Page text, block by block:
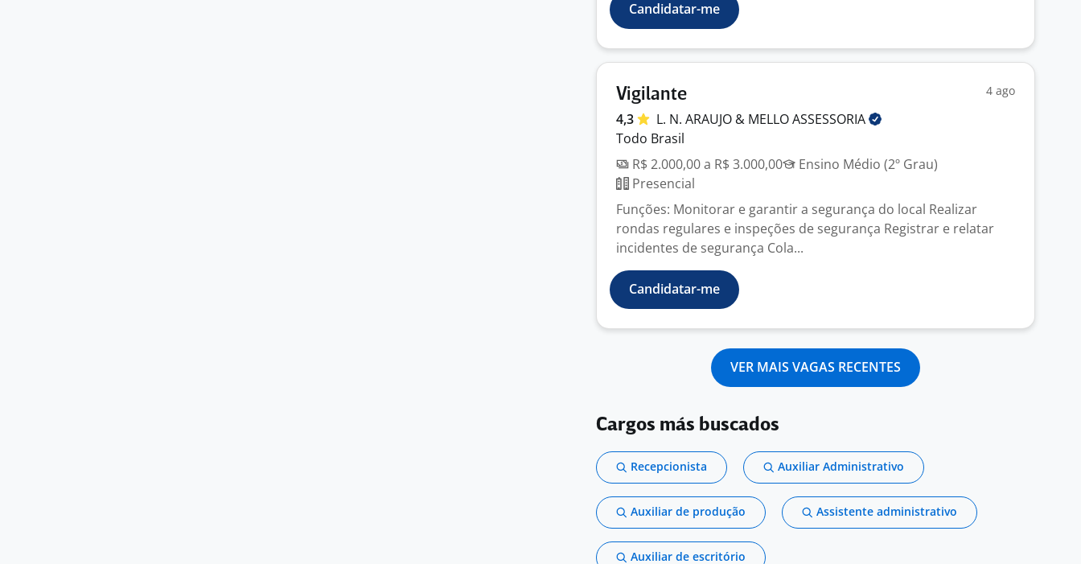
Candidatar-me
Vigilante 4 ago
4,3 L. N. ARAUJO & MELLOASSESSORIA
Todo Brasil
R$ 2.000,00 a R$ 3.000,00
Ensino Médio (2º Grau)
Presencial
Funções: Monitorar e garantir a segurança do local Realizar
rondas regulares e inspeções de segurança Registrar e relatar
incidentes de segurança Cola...
Candidatar-me
VER MAIS VAGAS RECENTES
Cargos más buscados
Recepcionista Auxiliar Administrativo
Auxiliar de produção Assistente administrativo
Auxiliar de escritório